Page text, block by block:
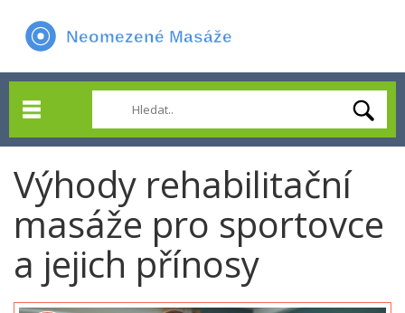
Výhody rehabilitační
masáže pro sportovce
a jejich přínosy